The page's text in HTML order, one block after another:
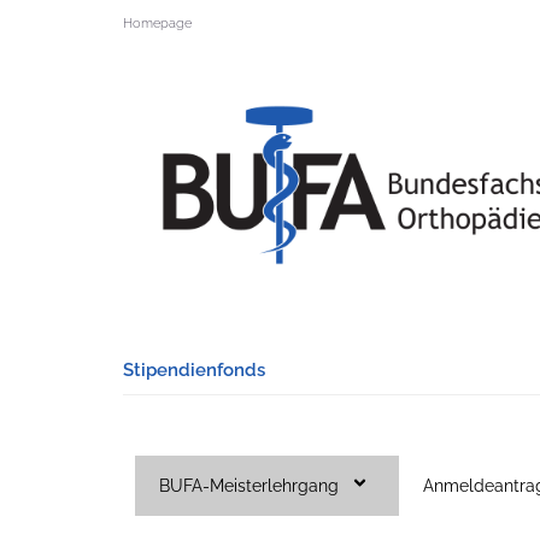
Homepage
Stipendienfonds
BUFA-Meisterlehrgang